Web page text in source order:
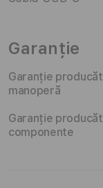
Garanție
Garanție
manoperă
Garanție
componente